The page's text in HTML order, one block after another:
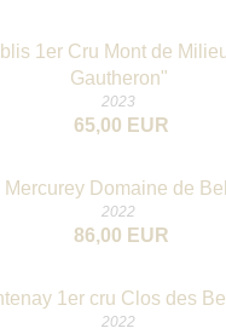
1er Cru Mont de
Gautheron"
2023
65,00 EUR
Mercurey Domaine de
2022
86,00 EUR
1er cru Clos des
2022